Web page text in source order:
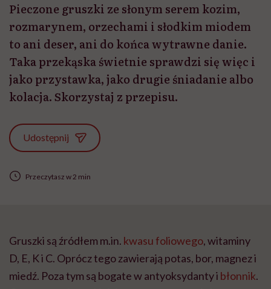
Pieczone gruszki ze słonym serem kozim,
rozmarynem, orzechami i słodkim miodem
to ani deser, ani do końca wytrawne danie.
Taka przekąska świetnie sprawdzi się więc i
jako przystawka, jako drugie śniadanie albo
kolacja. Skorzystaj z przepisu.
Udostępnij
Przeczytasz w 2 min
Gruszki są źródłem m.in. kwasu foliowego, witaminy
D, E, K i C. Oprócz tego zawierają potas, bor, magnez i
miedź. Poza tym są bogate w antyoksydanty i błonnik.